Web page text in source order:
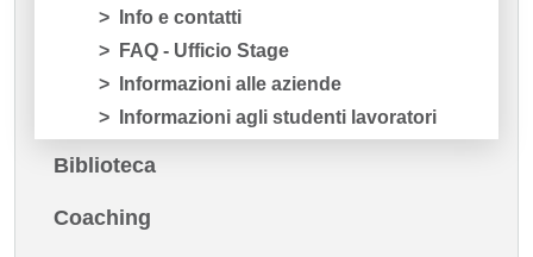
Info e contatti
FAQ - Ufficio Stage
Informazioni alle aziende
Informazioni agli studenti lavoratori
Biblioteca
Coaching